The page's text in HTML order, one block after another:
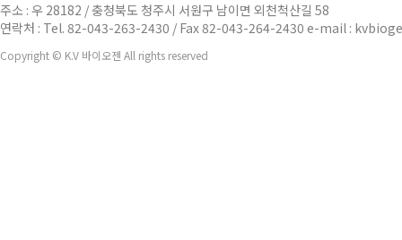
주소 : 우 28182 / 충청북도 청주시 서원구 남이면 외천척산길 58
연락처 : Tel. 82-043-263-2430 / Fax 82-043-264-2430 e-mail :
Copyright © K.V 바이오젠 All rights reserved